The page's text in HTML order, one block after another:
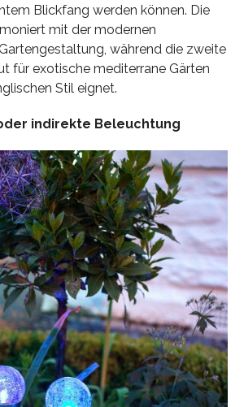
Blickfang werden können. Die
mit der modernen
während die zweite
für exotische mediterrane Gärten
Stil eignet.
indirekte Beleuchtung